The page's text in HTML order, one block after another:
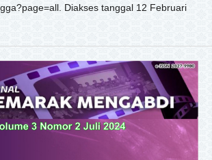
Diakses tanggal 12 Februari